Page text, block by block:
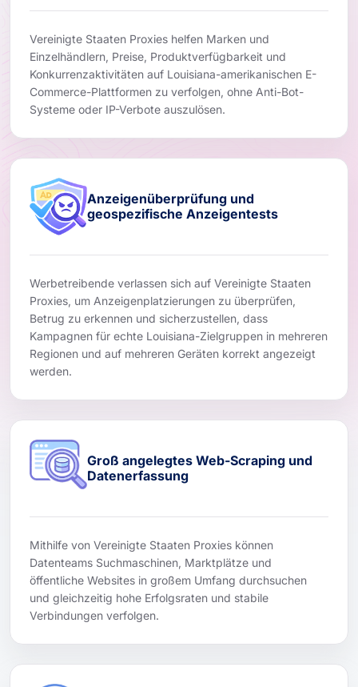
Vereinigte Staaten Proxies helfen Marken und
Einzelhändlern, Preise, Produktverfügbarkeit und
Konkurrenzaktivitäten auf Louisiana-amerikanischen E-
Commerce-Plattformen zu verfolgen, ohne Anti-Bot-
Systeme oder IP-Verbote auszulösen.
Anzeigenüberprüfung und
geospezifische Anzeigentests
Werbetreibende verlassen sich auf Vereinigte Staaten
Proxies, um Anzeigenplatzierungen zu überprüfen,
Betrug zu erkennen und sicherzustellen, dass
Kampagnen für echte Louisiana-Zielgruppen in mehreren
Regionen und auf mehreren Geräten korrekt angezeigt
werden.
Groß angelegtes Web-Scraping und
Datenerfassung
Mithilfe von Vereinigte Staaten Proxies können
Datenteams Suchmaschinen, Marktplätze und
öffentliche Websites in großem Umfang durchsuchen
und gleichzeitig hohe Erfolgsraten und stabile
Verbindungen verfolgen.